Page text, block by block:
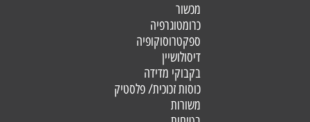
מכשור
כרומטוגרפיה
ספקטרוסוקופיה
דיסולושיין
בקבוקי מדידה
כוסות זכוכית/ פלסטיק
משורות